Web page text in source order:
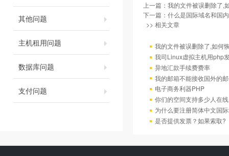
其他问题
主机租用问题
数据库问题
支付问题
上一篇： 我的文件被误删除了,
下一篇： 什么是国际域名和国
>> 相关文章
我的文件被误删除了,如何
我司Linux虚拟主机用php
异地汇款手续费费率
我的邮箱不能接收国外的
电子商务利器PHP
你们的空间支持多少人在
为什么要注册简体中文国
是否提供发票？如果索取?